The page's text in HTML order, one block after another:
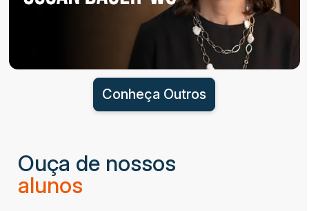
Conheça Outros
Ouça de nossos
alunos